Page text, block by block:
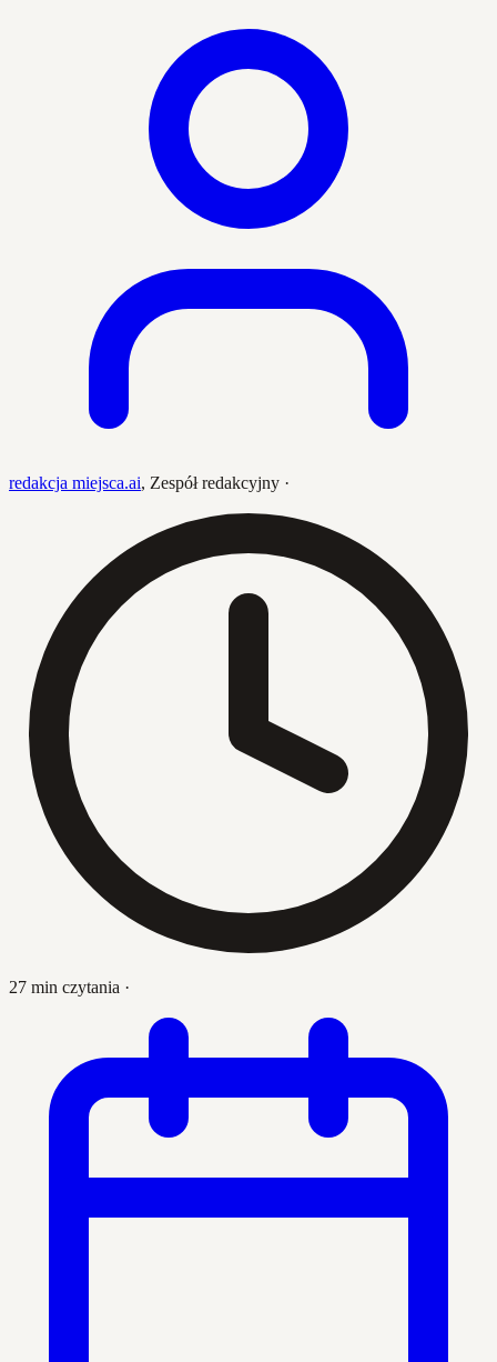
redakcja miejsca.ai, Zespół redakcyjny ·
27 min czytania ·